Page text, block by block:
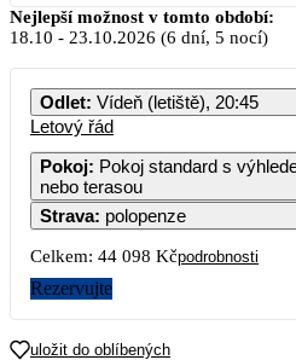
Říjen
PO ÚT ST ČT
5 6 7 8
12 13 14
19 20 21 22
Nejlepší možnost v tomto období:
18.10 - 23.10.2026 (6 dní, 5 nocí)
Odlet: Vídeň (letiště), 20:45
Letový řád
Pokoj: Pokoj standard s výhledem do ulice s balkonem
nebo terasou
Strava: polopenze
Celkem: 44 098 Kčpodrobnosti
Rezervujte
uložit do oblíbených